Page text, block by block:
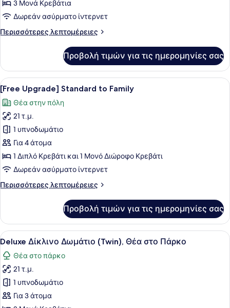
PKG]
Standard
Triple
Bar
(Beer
included)
3 Μονά Κρεβάτια
Δωρεάν ασύρματο ίντερνετ
Περισσότερες λεπτομέρειες
Περισσότερες
Bar
PKG]
Standard
Triple
+
Mini
Bar
(Beer
included)
Προβολή τιμών για τις ημερομηνίες σας
Προβολή
όλων
των
φωτογραφιών
για
[Free
Upgrade]
Standard
Family
Ένα σύγχρονο δωμάτιο
6
[Free Upgrade] Standard to Family
Θέα στην πόλη
21 τ.μ.
1 υπνοδωμάτιο
Για 4 άτομα
1 Διπλό Κρεβάτι και 1 Μονό Διώροφο Κρεβάτι
Δωρεάν ασύρματο ίντερνετ
Περισσότερες λεπτομέρειες
Περισσότερες
Upgrade]
Standard
to
Προβολή τιμών για τις ημερομηνίες σας
Προβολή
όλων
των
φωτογραφιών
για
Deluxe
Ένα δωμάτιο ξενοδοχείου με δύο
8
Deluxe Δίκλινο Δωμάτιο (Twin), Θέα στο Πάρκο
Θέα στο πάρκο
21 τ.μ.
1 υπνοδωμάτιο
Για 3 άτομα